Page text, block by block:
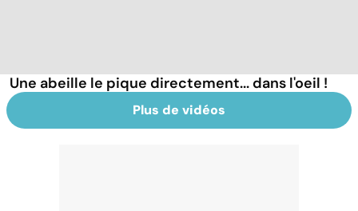
Une abeille le pique directement... dans l'oeil !
Plus de vidéos